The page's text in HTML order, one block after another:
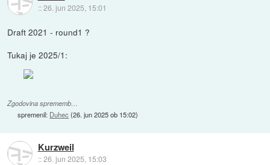
::26. jun 2025, 15:01
Draft 2021 - round1 ?
Tukaj je 2025/1:
Zgodovina sprememb…
spremenil: Duhec (26. jun 2025 ob 15:02)
Kurzweil
::26. jun 2025, 15:03